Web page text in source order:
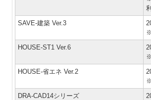
SAVE-建築 Ver.3
HOUSE-ST1 Ver.6
HOUSE-省エネ Ver.2
DRA-CAD14シリーズ